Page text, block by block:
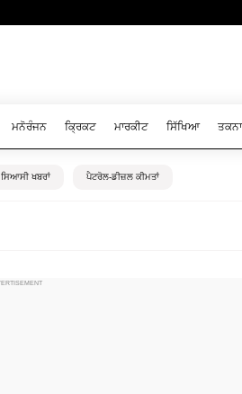
ਮਨੋਰੰਜਨ ਕ੍ਰਿਕਟ ਮਾਰਕੀਟ ਸਿੱਖਿਆ
ਸਿਆਸੀ ਖਬਰਾਂ ਪੈਟਰੋਲ-ਡੀਜ਼ਲ ਕੀਮਤਾਂ